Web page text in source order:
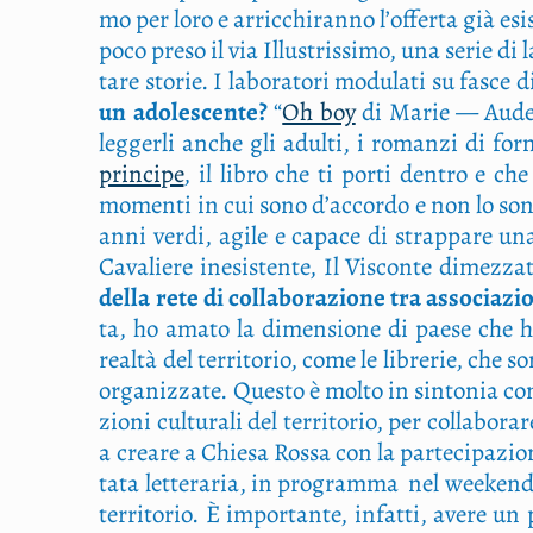
mo per loro e arric­chi­ran­no l’offerta già
poco pre­so il via Illu­stris­si­mo, una serie
ta­re sto­rie. I labo­ra­to­ri modu­la­ti su fasce
un ado­le­scen­te?“Oh boydi Marie — Aude
leg­ger­li anche gli adul­ti, i roman­zi di
prin­ci­pe, il libro che ti por­ti den­tro e che
momen­ti in cui sono d’accordo e non lo
anni ver­di, agi­le e capa­ce di strap­pa­re
Cava­lie­re ine­si­sten­te, Il Viscon­te
del­la rete di col­la­bo­ra­zio­ne tra
ta, ho ama­to la dimen­sio­ne di pae­se
real­tà del ter­ri­to­rio, come le libre­rie, che
orga­niz­za­te. Que­sto è mol­to in sin­to­nia
zio­ni cul­tu­ra­li del ter­ri­to­rio, per
a crea­re a Chie­sa Ros­sa con la
ta­ta let­te­ra­ria, in pro­gram­ma nel wee­kend
ter­ri­to­rio. È impor­tan­te, infat­ti, ave­re un